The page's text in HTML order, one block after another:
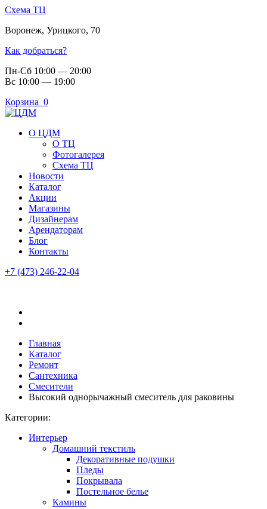
Схема ТЦ
Воронеж, Урицкого, 70
Как добраться?
Пн-Сб 10:00 — 20:00
Вс 10:00 — 19:00
Корзина 0
О ЦДМ
О ТЦ
Фотогалерея
Схема ТЦ
Новости
Каталог
Акции
Магазины
Дизайнерам
Арендаторам
Блог
Контакты
+7 (473) 246-22-04
Главная
Каталог
Ремонт
Сантехника
Смесители
Высокий однорычажный смеситель для раковины
Категории:
Интерьер
Домашний текстиль
Декоративные подушки
Пледы
Покрывала
Постельное белье
Камины